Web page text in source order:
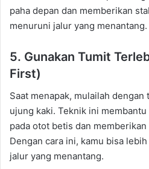
paha depan dan memberikan
menuruni jalur yang menantang.
5. Gunakan Tumit
First)
Saat menapak, mulailah
ujung kaki. Teknik ini
pada otot betis dan
Dengan cara ini, kamu bisa
jalur yang menantang.